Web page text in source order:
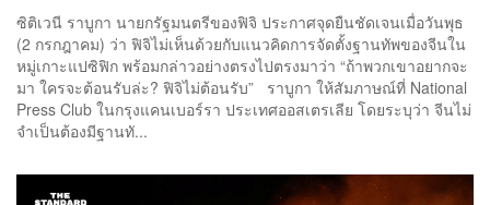
ซิติเวนี ราบูกา นายกรัฐมนตรีของฟิจิ ประกาศจุดยืนชัดเจนเมื่อวันพุธ
(2 กรกฎาคม) ว่า ฟิจิไม่เห็นด้วยกับแนวคิดการจัดตั้งฐานทัพของจีนใน
หมู่เกาะแปซิฟิก พร้อมกล่าวอย่างตรงไปตรงมาว่า “ถ้าพวกเขาอยากจะ
มา ใครจะต้อนรับล่ะ? ฟิจิไม่ต้อนรับ” ราบูกา ให้สัมภาษณ์ที่ National
Press Club ในกรุงแคนเบอร์รา ประเทศออสเตรเลีย โดยระบุว่า จีนไม่
จำเป็นต้องมีฐานทั...